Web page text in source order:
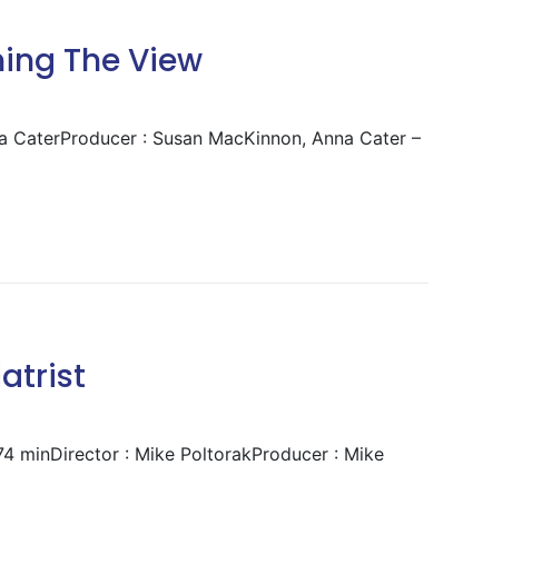
The View
: Susan MacKinnon, Anna Cater –
minDirector : Mike PoltorakProducer : Mike